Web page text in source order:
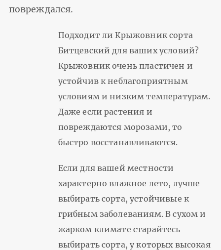
повреждался.
Подходит ли Крыжовник сорта
Битцевский для ваших условий?
Крыжовник очень пластичен и
устойчив к неблагоприятным
условиям и низким температурам.
Даже если растения и
повреждаются морозами, то
быстро восстанавливаются.
Если для вашей местности
характерно влажное лето, лучше
выбирать сорта, устойчивые к
грибным заболеваниям. В сухом и
жарком климате старайтесь
выбирать сорта, у которых высокая